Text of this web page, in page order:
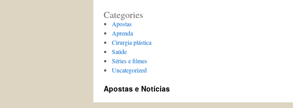
Categories
Apostas
Aprenda
Cirurgia plástica
Saúde
Séries e filmes
Uncategorized
Apostas e Notícias